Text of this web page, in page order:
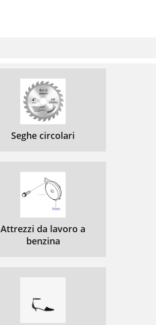
Seghe circolari
Attrezzi da lavoro a
benzina